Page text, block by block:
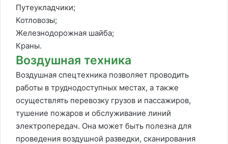
Путеукладчики;
Котловозы;
Железнодорожная шайба;
Краны.
Воздушная техника
Воздушная спецтехника позволяет проводить
работы в труднодоступных местах, а также
осуществлять перевозку грузов и пассажиров,
тушение пожаров и обслуживание линий
электропередач. Она может быть полезна для
проведения воздушной разведки, сканирования